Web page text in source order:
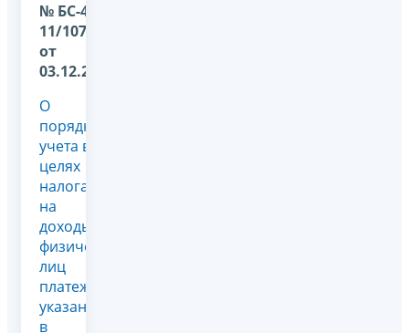
№ БС-4-
11/10779@
от
03.12.2025
О
порядке
учета в
целях
налога
на
доходы
физических
лиц
платежа,
указанного
в